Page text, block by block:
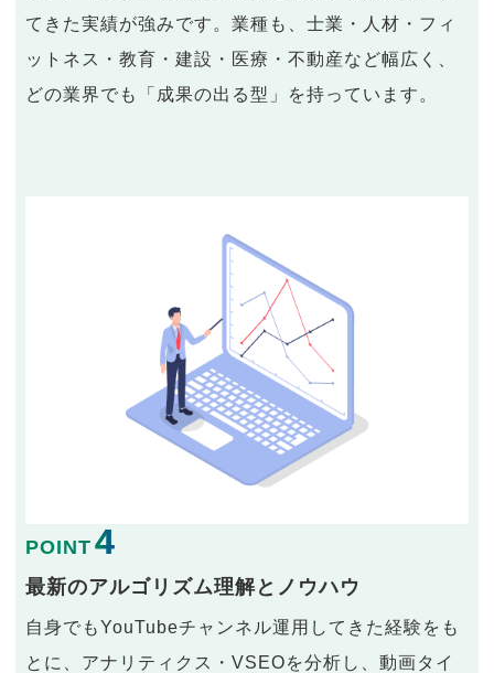
てきた実績が強みです。業種も、士業・人材・フィ
ットネス・教育・建設・医療・不動産など幅広く、
どの業界でも「成果の出る型」を持っています。
POINT 4
最新のアルゴリズム理解とノウハウ
自身でもYouTubeチャンネル運用してきた経験をも
とに、アナリティクス・VSEOを分析し、動画タイ